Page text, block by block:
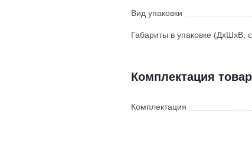
Вид упаковки
Габариты в упаковке (ДхШхВ,
Комплектация
Комплектация